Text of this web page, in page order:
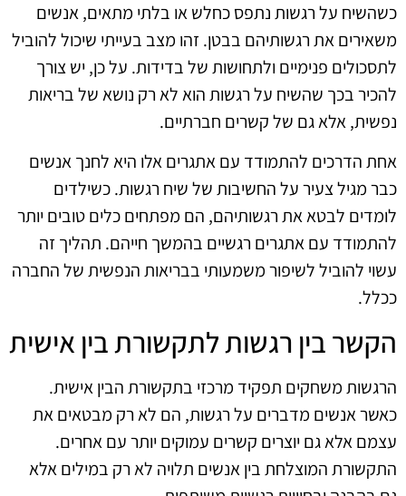
כשהשיח על רגשות נתפס כחלש או בלתי מתאים, אנשים
משאירים את רגשותיהם בבטן. זהו מצב בעייתי שיכול להוביל
לתסכולים פנימיים ולתחושות של בדידות. על כן, יש צורך
להכיר בכך שהשיח על רגשות הוא לא רק נושא של בריאות
נפשית, אלא גם של קשרים חברתיים.
אחת הדרכים להתמודד עם אתגרים אלו היא לחנך אנשים
כבר מגיל צעיר על החשיבות של שיח רגשות. כשילדים
לומדים לבטא את רגשותיהם, הם מפתחים כלים טובים יותר
להתמודד עם אתגרים רגשיים בהמשך חייהם. תהליך זה
עשוי להוביל לשיפור משמעותי בבריאות הנפשית של החברה
ככלל.
הקשר בין רגשות לתקשורת בין אישית
הרגשות משחקים תפקיד מרכזי בתקשורת הבין אישית.
כאשר אנשים מדברים על רגשות, הם לא רק מבטאים את
עצמם אלא גם יוצרים קשרים עמוקים יותר עם אחרים.
התקשורת המוצלחת בין אנשים תלויה לא רק במילים אלא